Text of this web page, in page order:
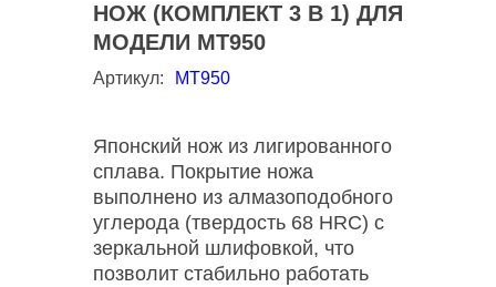
НОЖ (КОМПЛЕКТ 3 В 1) ДЛЯ
МОДЕЛИ МТ950
Артикул: MT950
Японский нож из лигированного
сплава. Покрытие ножа
выполнено из алмазоподобного
углерода (твердость 68 HRC) с
зеркальной шлифовкой, что
позволит стабильно работать